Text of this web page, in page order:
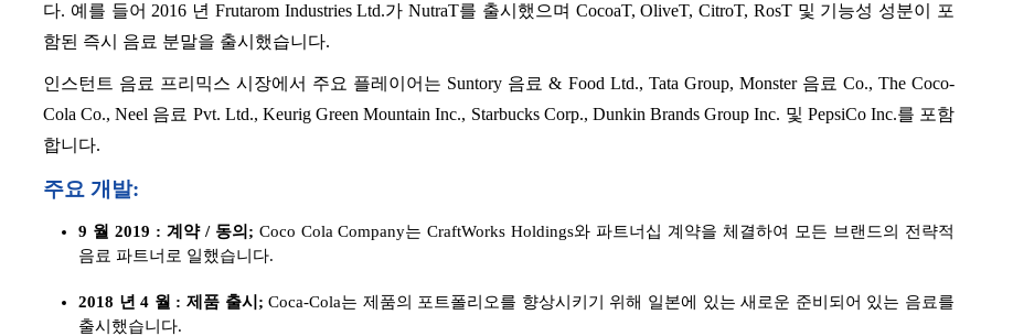
다. 예를 들어 2016 년 Frutarom Industries Ltd.가 NutraT를 출시했으며 CocoaT, OliveT, CitroT, RosT 및 기능성 성분이 포
함된 즉시 음료 분말을 출시했습니다.
인스턴트 음료 프리믹스 시장에서 주요 플레이어는 Suntory 음료 & Food Ltd., Tata Group, Monster 음료 Co., The Coco-
Cola Co., Neel 음료 Pvt. Ltd., Keurig Green Mountain Inc., Starbucks Corp., Dunkin Brands Group Inc. 및 PepsiCo Inc.를 포함
합니다.
주요 개발:
9 월 2019 : 계약 / 동의; Coco Cola Company는 CraftWorks Holdings와 파트너십 계약을 체결하여 모든 브랜드의 전략적
음료 파트너로 일했습니다.
2018 년 4 월 : 제품 출시; Coca-Cola는 제품의 포트폴리오를 향상시키기 위해 일본에 있는 새로운 준비되어 있는 음료를
출시했습니다.